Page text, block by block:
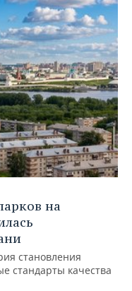
на
становления
стандарты качества